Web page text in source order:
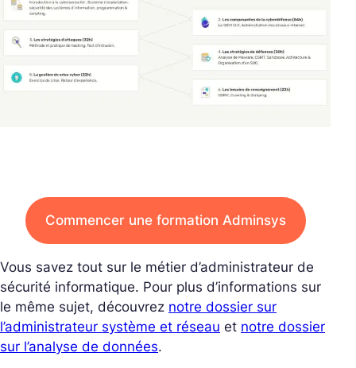
Commencer une formation Adminsys
Vous savez tout sur le métier d’administrateur de
sécurité informatique. Pour plus d’informations sur
le même sujet, découvrez notre dossier sur
l’administrateur système et réseau et notre dossier
sur l’analyse de données.